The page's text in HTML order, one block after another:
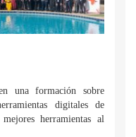
una formación sobre
digitales de
herramientas al